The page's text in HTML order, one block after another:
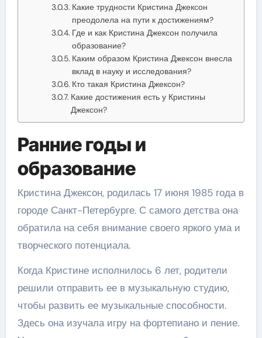
Какие трудности Кристина Джексон
преодолела на пути к достижениям?
Где и как Кристина Джексон получила
образование?
Каким образом Кристина Джексон внесла
вклад в науку и исследования?
Кто такая Кристина Джексон?
Какие достижения есть у Кристины
Джексон?
Ранние годы и
образование
Кристина Джексон, родилась 17 июня 1985 года в
городе Санкт-Петербурге. С самого детства она
обратила на себя внимание своего яркого ума и
творческого потенциала.
Когда Кристине исполнилось 6 лет, родители
решили отправить ее в музыкальную студию,
чтобы развить ее музыкальные способности.
Здесь она изучала игру на фортепиано и пение.